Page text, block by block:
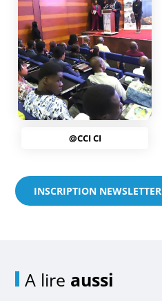
@CCI CI
INSCRIPTION NEWSLETTER
A lire aussi